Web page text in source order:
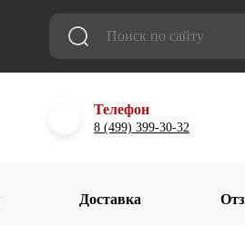
Телефон
8 (499) 399-30-32
Доставка